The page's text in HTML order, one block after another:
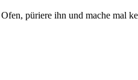
püriere ihn und mache mal